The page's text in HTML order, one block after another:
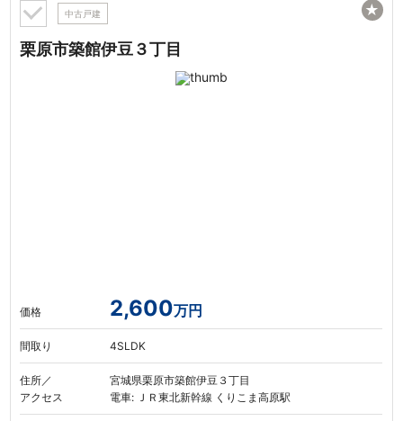
中古戸建
栗原市築館伊豆３丁目
価格 2,600万円
間取り 4SLDK
住所／
アクセス
宮城県栗原市築館伊豆３丁目
電車: ＪＲ東北新幹線 くりこま高原駅
★